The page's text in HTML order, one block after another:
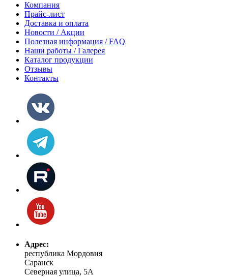
Компания
Прайс-лист
Доставка и оплата
Новости / Акции
Полезная информация / FAQ
Наши работы / Галерея
Каталог продукции
Отзывы
Контакты
Адрес:
республика Мордовия
Саранск
Северная улица, 5А